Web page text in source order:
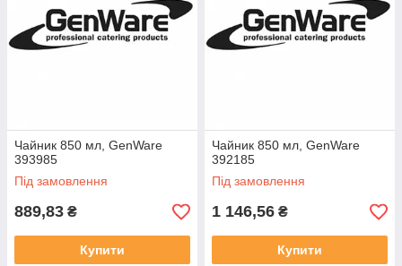
Чайник 850 мл, GenWare
393985
Під замовлення
889,83 ₴
Купити
Чайник 850 мл, GenWare
392185
Під замовлення
1 146,56 ₴
Купити